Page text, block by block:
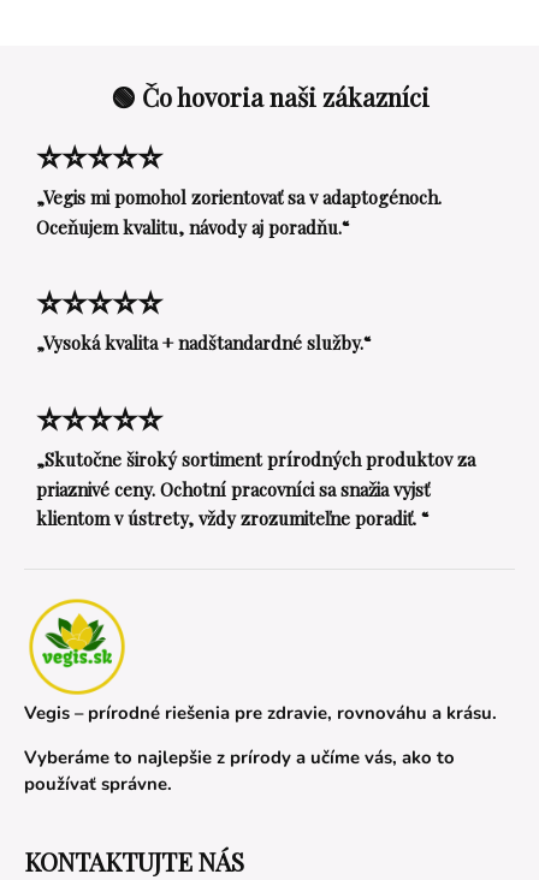
🟢 Čo hovoria naši zákazníci
⭐⭐⭐⭐⭐
„Vegis mi pomohol zorientovať sa v adaptogénoch.
Oceňujem kvalitu, návody aj poradňu.“
⭐⭐⭐⭐⭐
„Vysoká kvalita + nadštandardné služby.“
⭐⭐⭐⭐⭐
„Skutočne široký sortiment prírodných produktov za
priaznivé ceny. Ochotní pracovníci sa snažia vyjsť
klientom v ústrety, vždy zrozumiteľne poradiť. “
Vegis – prírodné riešenia pre zdravie, rovnováhu a krásu.
Vyberáme to najlepšie z prírody a učíme vás, ako to
používať správne.
KONTAKTUJTE NÁS